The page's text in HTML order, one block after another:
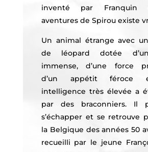
inventé par Franquin
aventures de Spirou existe
Un animal étrange avec
de léopard dotée
immense, d’une force
d’un appétit féroce
intelligence très élevée a
par des braconniers. Il
s’échapper et se retrouve
la Belgique des années 50
recueilli par le jeune